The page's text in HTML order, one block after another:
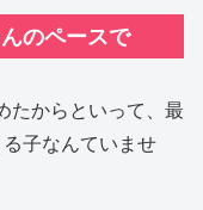
のペースで
たからといって、最
子なんていませ